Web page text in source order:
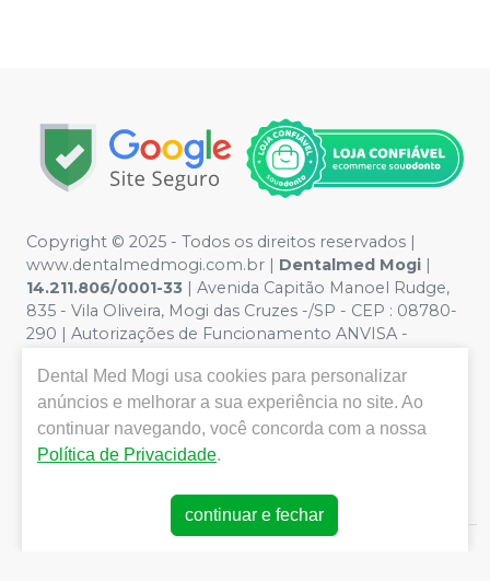
Copyright © 2025 - Todos os direitos reservados |
www.dentalmedmogi.com.br | Dentalmed Mogi |
14.211.806/0001-33 | Avenida Capitão Manoel Rudge,
835 - Vila Oliveira, Mogi das Cruzes -/SP - CEP : 08780-
290 | Autorizações de Funcionamento ANVISA -
(Correlatos): 8.24948-2 | Farmacêutica responsável:
Paulo Augusto Vilela Rodrigues - CRF/SP nº 56.684 |
Política de Privacidade e Segurança - Fotos meramente
ilustrativas - Os preços e condições da loja virtual estão
no site, o valor válido é o do Carrinho de Compra.
Dental Med Mogi usa cookies para personalizar
anúncios e melhorar a sua experiência no site. Ao
continuar navegando, você concorda com a nossa
Política de Privacidade.
continuar e fechar